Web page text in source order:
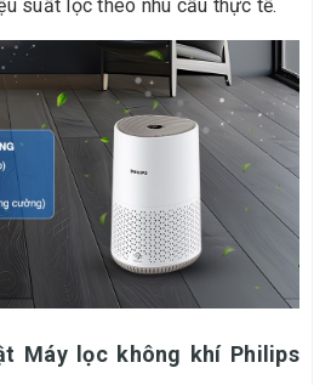
suất lọc theo nhu cầu thực tế.
Máy lọc không khí Philips